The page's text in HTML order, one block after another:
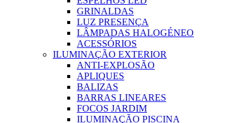
GRINALDAS
LUZ PRESENÇA
LÂMPADAS HALOGÉNEO
ACESSÓRIOS
ILUMINAÇÃO EXTERIOR
ANTI-EXPLOSÃO
APLIQUES
BALIZAS
BARRAS LINEARES
FOCOS JARDIM
ILUMINAÇÃO PISCINA